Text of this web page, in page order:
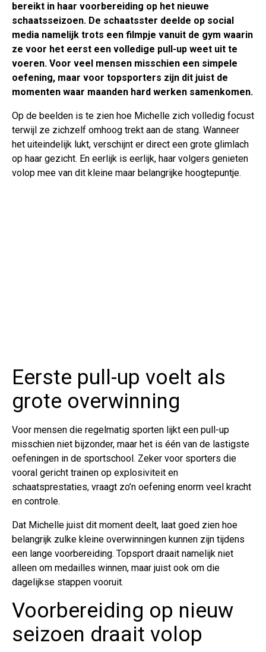
bereikt in haar voorbereiding op het nieuwe
schaatsseizoen. De schaatsster deelde op social
media namelijk trots een filmpje vanuit de gym waarin
ze voor het eerst een volledige pull-up weet uit te
voeren. Voor veel mensen misschien een simpele
oefening, maar voor topsporters zijn dit juist de
momenten waar maanden hard werken samenkomen.
Op de beelden is te zien hoe Michelle zich volledig focust
terwijl ze zichzelf omhoog trekt aan de stang. Wanneer
het uiteindelijk lukt, verschijnt er direct een grote glimlach
op haar gezicht. En eerlijk is eerlijk, haar volgers genieten
volop mee van dit kleine maar belangrijke hoogtepuntje.
Eerste pull-up voelt als
grote overwinning
Voor mensen die regelmatig sporten lijkt een pull-up
misschien niet bijzonder, maar het is één van de lastigste
oefeningen in de sportschool. Zeker voor sporters die
vooral gericht trainen op explosiviteit en
schaatsprestaties, vraagt zo’n oefening enorm veel kracht
en controle.
Dat Michelle juist dit moment deelt, laat goed zien hoe
belangrijk zulke kleine overwinningen kunnen zijn tijdens
een lange voorbereiding. Topsport draait namelijk niet
alleen om medailles winnen, maar juist ook om die
dagelijkse stappen vooruit.
Voorbereiding op nieuw
seizoen draait volop